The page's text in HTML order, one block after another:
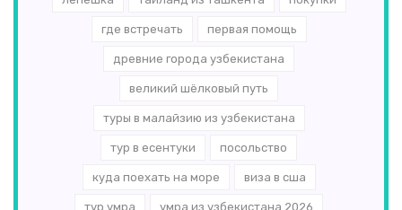
где встречать первая помощь
древние города узбекистана
великий шёлковый путь
туры в малайзию из узбекистана
тур в есентуки посольство
куда поехать на море виза в сша
тур умра умра из узбекистана 2026